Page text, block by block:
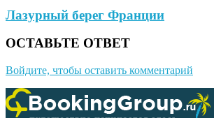
Лазурный берег Франции
ОСТАВЬТЕ ОТВЕТ
Войдите, чтобы оставить комментарий